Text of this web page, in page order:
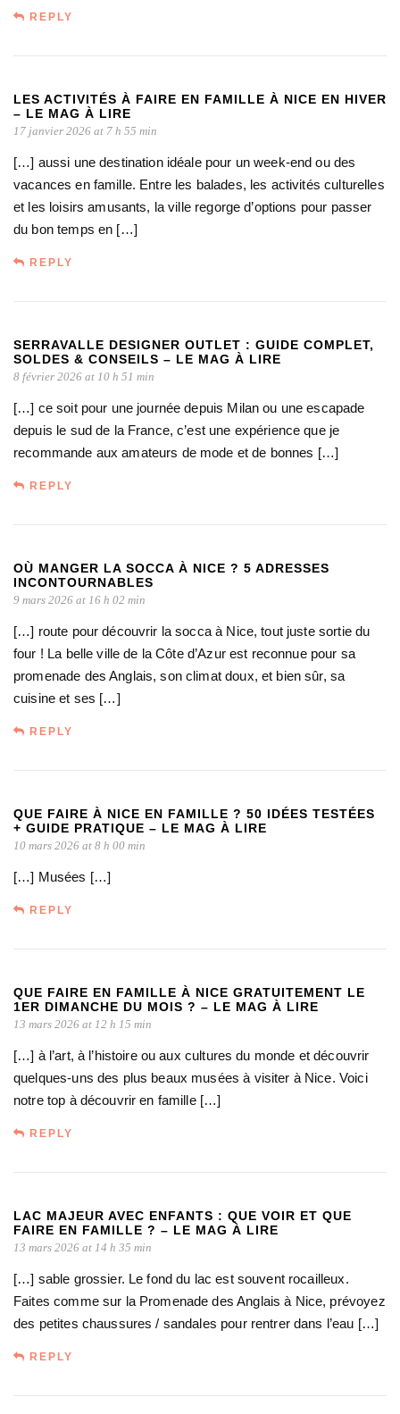
REPLY
LES ACTIVITÉS À FAIRE EN FAMILLE À NICE EN HIVER
– LE MAG À LIRE
17 janvier 2026 at 7 h 55 min
[…] aussi une destination idéale pour un week-end ou des
vacances en famille. Entre les balades, les activités culturelles
et les loisirs amusants, la ville regorge d’options pour passer
du bon temps en […]
REPLY
SERRAVALLE DESIGNER OUTLET : GUIDE COMPLET,
SOLDES & CONSEILS – LE MAG À LIRE
8 février 2026 at 10 h 51 min
[…] ce soit pour une journée depuis Milan ou une escapade
depuis le sud de la France, c’est une expérience que je
recommande aux amateurs de mode et de bonnes […]
REPLY
OÙ MANGER LA SOCCA À NICE ? 5 ADRESSES
INCONTOURNABLES
9 mars 2026 at 16 h 02 min
[…] route pour découvrir la socca à Nice, tout juste sortie du
four ! La belle ville de la Côte d’Azur est reconnue pour sa
promenade des Anglais, son climat doux, et bien sûr, sa
cuisine et ses […]
REPLY
QUE FAIRE À NICE EN FAMILLE ? 50 IDÉES TESTÉES
+ GUIDE PRATIQUE – LE MAG À LIRE
10 mars 2026 at 8 h 00 min
[…] Musées […]
REPLY
QUE FAIRE EN FAMILLE À NICE GRATUITEMENT LE
1ER DIMANCHE DU MOIS ? – LE MAG À LIRE
13 mars 2026 at 12 h 15 min
[…] à l’art, à l’histoire ou aux cultures du monde et découvrir
quelques-uns des plus beaux musées à visiter à Nice. Voici
notre top à découvrir en famille […]
REPLY
LAC MAJEUR AVEC ENFANTS : QUE VOIR ET QUE
FAIRE EN FAMILLE ? – LE MAG À LIRE
13 mars 2026 at 14 h 35 min
[…] sable grossier. Le fond du lac est souvent rocailleux.
Faites comme sur la Promenade des Anglais à Nice, prévoyez
des petites chaussures / sandales pour rentrer dans l’eau […]
REPLY